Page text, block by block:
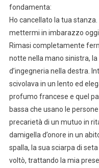
fondamenta:
Ho cancellato la tua
mettermi in imbarazzo oggi.
Rimasi completamente
notte nella mano sinistra,
d’ingegneria nella destra.
scivolava in un lento ed
profumo francese e quel
bassa che usano le
precarietà di un mutuo in
damigella d’onore in un
spalla, la sua sciarpa di
voltò, trattando la mia